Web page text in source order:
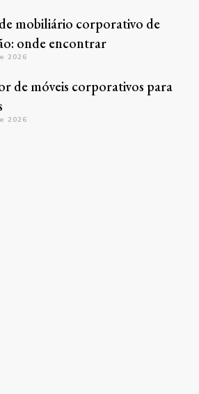
mobiliário corporativo de
onde encontrar
2026
de móveis corporativos para
2026